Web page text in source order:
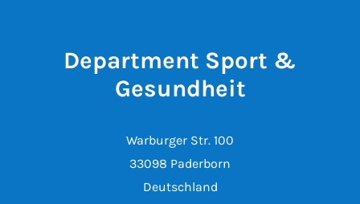
Department Sport &
Gesundheit
Warburger Str. 100
33098 Paderborn
Deutschland